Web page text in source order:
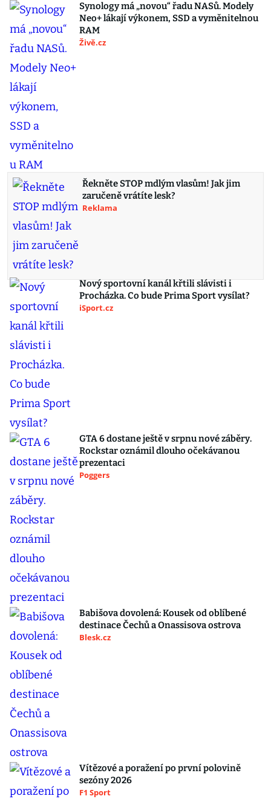
Synology má „novou“ řadu NASů. Modely
Neo+ lákají výkonem, SSD a vyměnitelnou
RAM
Živě.cz
Řekněte STOP mdlým vlasům! Jak jim
zaručeně vrátíte lesk?
Reklama
Nový sportovní kanál křtili slávisti i
Procházka. Co bude Prima Sport vysílat?
iSport.cz
GTA 6 dostane ještě v srpnu nové záběry.
Rockstar oznámil dlouho očekávanou
prezentaci
Poggers
Babišova dovolená: Kousek od oblíbené
destinace Čechů a Onassisova ostrova
Blesk.cz
Vítězové a poražení po první polovině
sezóny 2026
F1 Sport